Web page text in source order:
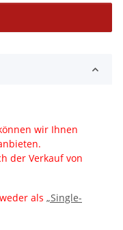
wir Ihnen
der Verkauf von
als „Single-